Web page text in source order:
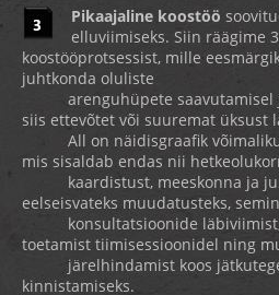
Pikaajaline koostöö
elluviimiseks. Siin räägime
koostööprotsessist, mille
juhtkonda oluliste
arenguhüpete saavutamisel
siis ettevõtet või suuremat üksust
All on näidisgraafik
mis sisaldab endas nii
kaardistust, meeskonna ja
eelseisvateks muudatusteks,
konsultatsioonide läbiviimist,
toetamist tiimisessioonidel ning
järelhindamist koos
kinnistamiseks.